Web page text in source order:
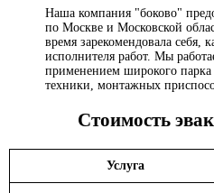
Наша компания "боково"
по Москве и Московской
время зарекомендовала себя,
исполнителя работ. Мы
применением широкого парка
техники, монтажных
Стоимость
Услуга